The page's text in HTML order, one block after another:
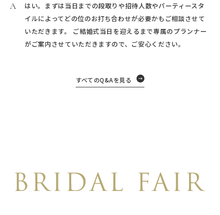
はい。まずは当日までの段取りや招待人数やパーティースタ
イルによってどの位のお打ち合わせが必要かもご相談させて
いただきます。 ご結婚式当日を迎えるまで専属のプランナー
がご案内させていただきますので、ご安心ください。
すべてのQ&Aを見る